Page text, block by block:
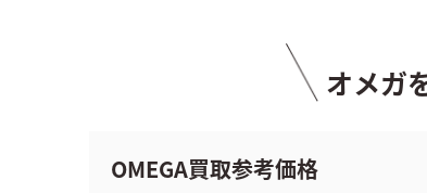
オメガ
OMEGA買取参考価格